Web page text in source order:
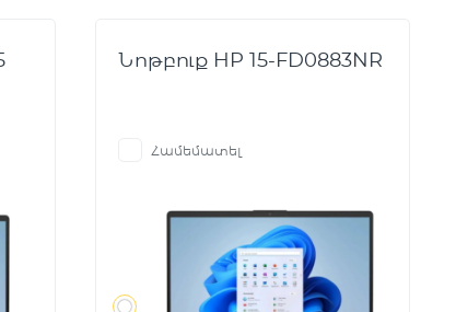
Նոթբուք HP 15-FD0883NR
Համեմատել